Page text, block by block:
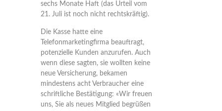
sechs Monate Haft (das Urteil vom
21. Juli ist noch nicht rechtskräftig).
Die Kasse hatte eine
Telefonmarketingfirma beauftragt,
potenzielle Kunden anzurufen. Auch
wenn diese sagten, sie wollten keine
neue Versicherung, bekamen
mindestens acht Verbraucher eine
schriftliche Bestätigung: «Wir freuen
uns, Sie als neues Mitglied begrüßen